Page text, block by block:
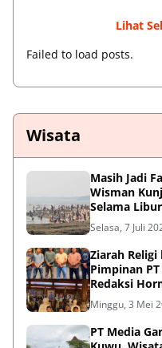
Lihat
Failed to load posts.
Wisata
Masih Jadi
Wisman
Selama
Selasa, 7 Juli
Ziarah
Pimpinan
Redaksi
Minggu, 3 Mei
PT Media